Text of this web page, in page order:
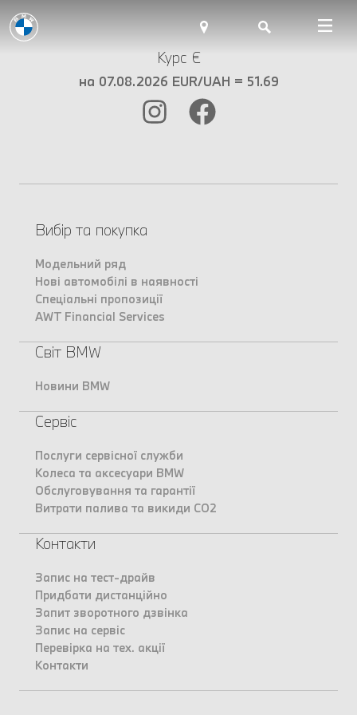
Курс €
на 07.08.2026 EUR/UAH = 51.69
Вибір та покупка
Модельний ряд
Нові автомобілі в наявності
Спеціальні пропозиції
AWT Financial Services
Світ BMW
Новини BMW
Сервіс
Послуги сервісної служби
Колеса та аксесуари BMW
Обслуговування та гарантії
Витрати палива та викиди CO2
Контакти
Запис на тест-драйв
Придбати дистанційно
Запит зворотного дзвінка
Запис на сервіс
Перевірка на тех. акції
Контакти